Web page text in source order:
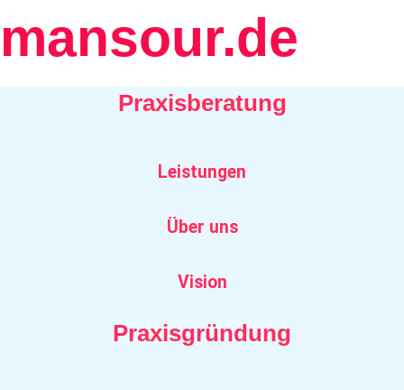
mansour.de
Praxisberatung
Leistungen
Über uns
Vision
Praxisgründung